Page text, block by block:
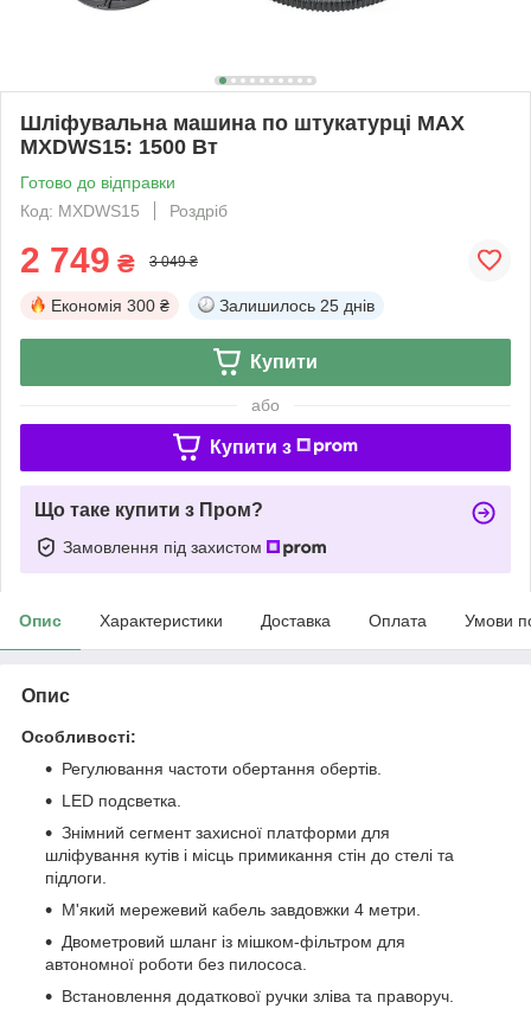
Шліфувальна машина по штукатурці MAX
MXDWS15: 1500 Вт
Готово до відправки
Код: MXDWS15
Роздріб
2 749 ₴ 3 049 ₴
Економія 300 ₴ Залишилось 25 днів
Купити
або
Купити з
Що таке купити з Пром?
Замовлення під захистом
Опис Характеристики Доставка Оплата Умови
Опис
Особливості:
Регулювання частоти обертання обертів.
LED подсветка.
Знімний сегмент захисної платформи для
шліфування кутів і місць примикання стін до стелі та
підлоги.
М'який мережевий кабель завдовжки 4 метри.
Двометровий шланг із мішком-фільтром для
автономної роботи без пилососа.
Встановлення додаткової ручки зліва та праворуч.